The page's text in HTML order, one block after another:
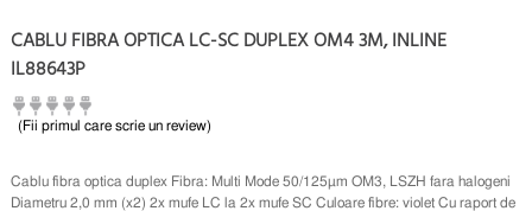
CABLU FIBRA OPTICA LC-SC DUPLEX OM4 3M, INLINE
IL88643P
(Fii primul care scrie un review)
Cablu fibra optica duplex Fibra: Multi Mode 50/125µm OM3, LSZH fara halogeni
Diametru 2,0 mm (x2) 2x mufe LC la 2x mufe SC Culoare fibre: violet Cu raport de